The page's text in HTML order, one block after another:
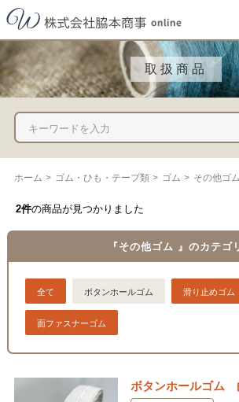
取扱商品
ホーム > ゴム・ひも・テープ類 > ゴム > その他ゴム
2件の商品が見つかりました
『その他ゴム 』のカテゴ
全て ボタンホールゴム 滑り止めゴム
面ファスナーゴム
ボタンホールゴム